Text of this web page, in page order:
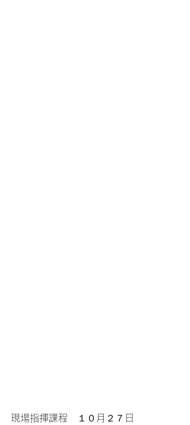
現場指揮課程　１０月２７日